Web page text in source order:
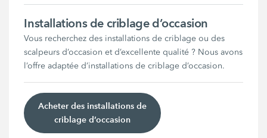
Installations de criblage d’occasion
Vous recherchez des installations de criblage ou des
scalpeurs d’occasion et d’excellente qualité ? Nous avons
l’offre adaptée d’installations de criblage d’occasion.
Acheter des installations de
criblage d’occasion